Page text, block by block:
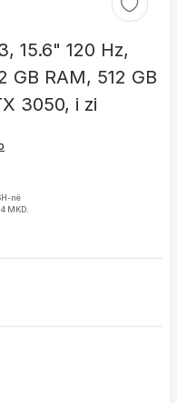
15.6" 120 Hz,
GB RAM, 512 GB
3050, i zi
në
MKD.